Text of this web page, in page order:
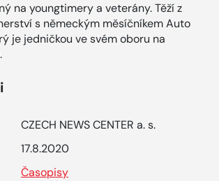
na youngtimery a veterány. Těží z
s německým měsíčníkem Auto
je jedničkou ve svém oboru na
CZECH NEWS CENTER a. s.
17.8.2020
Časopisy